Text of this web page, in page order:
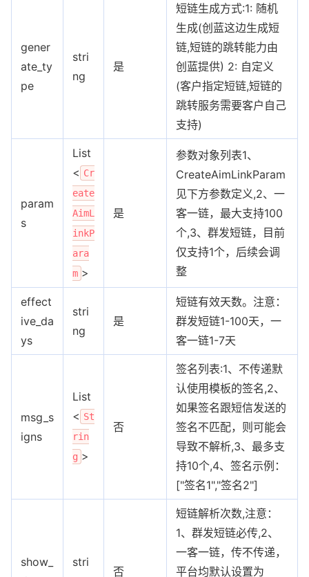
gener
ate_ty
pe
stri
ng
是
短链生成方式:1: 随机
生成(创蓝这边生成短
链,短链的跳转能力由
创蓝提供) 2: 自定义
(客户指定短链,短链的
跳转服务需要客户自己
支持)
param
s
List
< Cr
eate
AimL
inkP
ara
m >
是
参数对象列表1、
CreateAimLinkParam
见下方参数定义,2、一
客一链，最大支持100
个,3、群发短链，目前
仅支持1个，后续会调
整
effect
ive_da
ys
stri
ng
是
短链有效天数。注意：
群发短链1-100天，一
客一链1-7天
msg_s
igns
List
< St
rin
g >
否
签名列表:1、不传递默
认使用模板的签名,2、
如果签名跟短信发送的
签名不匹配，则可能会
导致不解析,3、最多支
持10个,4、签名示例：
["签名1","签名2"]
show_
stri
否
短链解析次数,注意：
1、群发短链必传,2、
一客一链，传不传递，
平台均默认设置为